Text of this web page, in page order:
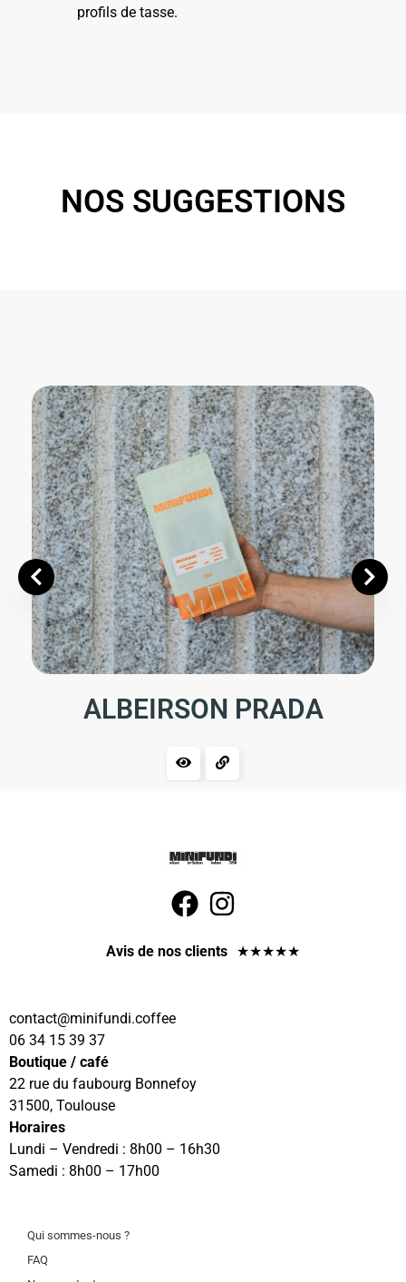
profils de tasse.
NOS SUGGESTIONS
ALBEIRSON PRADA
Avis de nos clients ★★★★★
contact@minifundi.coffee
06 34 15 39 37
Boutique / café
22 rue du faubourg Bonnefoy
31500, Toulouse
Horaires
Lundi – Vendredi : 8h00 – 16h30
Samedi : 8h00 – 17h00
Qui sommes-nous ?
FAQ